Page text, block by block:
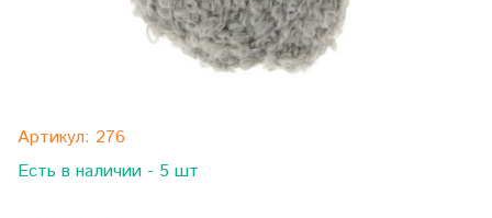
Артикул: 276
Есть в наличии - 5 шт